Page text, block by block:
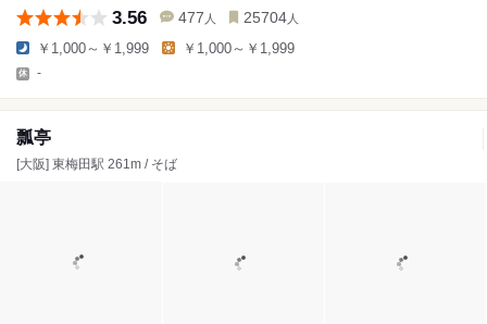
3.56 477 人 25704 人
￥1,000～￥1,999 ￥1,000～￥1,999
-
瓢亭
[大阪] 東梅田駅 261m / そば